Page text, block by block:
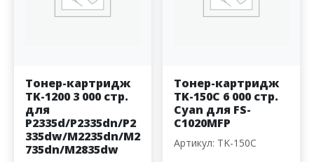
Тонер-картридж
TK-1200 3 000 стр.
для
P2335d/P2335dn/P2
335dw/M2235dn/M2
735dn/M2835dw
Тонер-картридж
TK-150C 6 000 стр.
Cyan для FS-
C1020MFP
Артикул: TK-150C